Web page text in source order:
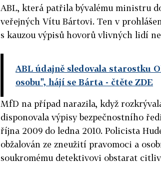
ABL, která patřila bývalému ministru
veřejných Vítu Bártovi. Ten v
s kauzou výpisů hovorů vlivných lidí
ABL údajně sledovala starostku
osobu", hájí se Bárta - čtěte ZDE
MfD na případ narazila, když
disponovala výpisy bezpečnostního
října 2009 do ledna 2010. Policista
obžalován ze zneužití pravomoci a
soukromému detektivovi obstarat